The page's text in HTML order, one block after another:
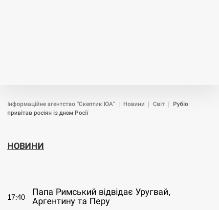
Інформаційне агентство "Скептик ЮА" Новини Світ
Рубіо
привітав росіян із днем Росії
НОВИНИ
17:40
Папа Римський відвідає Уругвай,
Аргентину та Перу